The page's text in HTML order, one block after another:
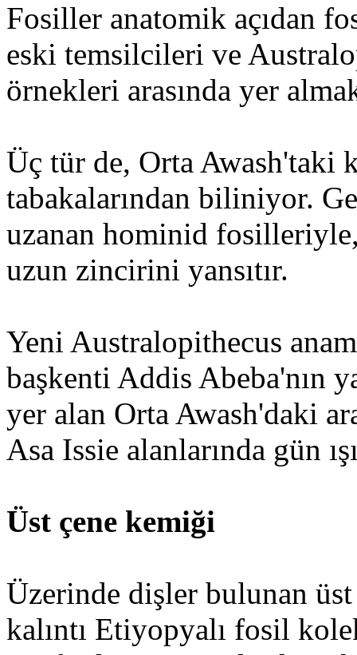
Fosiller anatomik açıdan
eski temsilcileri ve
örnekleri arasında yer
Üç tür de, Orta Awash'taki
tabakalarından biliniyor.
uzanan hominid
uzun zincirini yansıtır.
Yeni Australopithecus
başkenti Addis Abeba'nın
yer alan Orta Awash'daki
Asa Issie alanlarında gün
Üst çene kemiği
Üzerinde dişler bulunan
kalıntı Etiyopyalı fosil